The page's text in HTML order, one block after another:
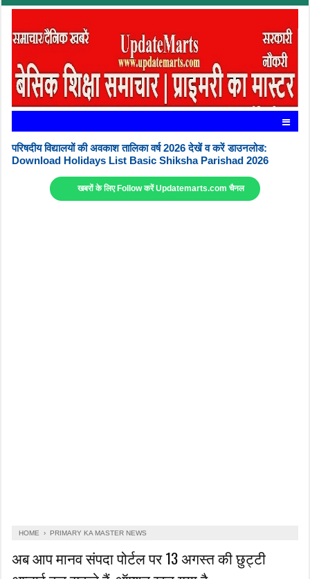
परिषदीय विद्यालयों की अवकाश तालिका वर्ष 2026 देखें व करें डाउनलोड:
Download Holidays List Basic Shiksha Parishad 2026
खबरों के लिए Follow करें Updatemarts.com चैनल
HOME › PRIMARY KA MASTER NEWS
अब आप मानव संपदा पोर्टल पर 13 अगस्त की छुट्टी